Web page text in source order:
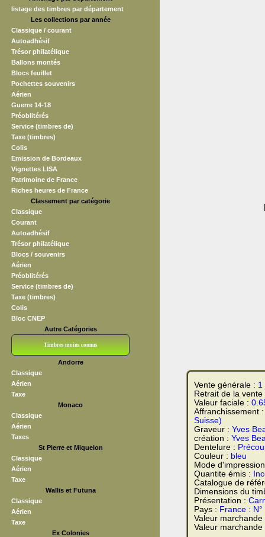
listage des timbres par département
Les collections par année
Classique / courant
Autoadhésif
Trésor philatélique
Ballons montés
Blocs feuillet
Pochettes souvenirs
Aérien
Guerre 14-18
Préoblitérés
Service (timbres de)
Taxe (timbres)
Colis
Emission de Bordeaux
Vignettes LISA
Patrimoine de France
Riches heures de France
Classement par catégorie
Classique
Courant
Autoadhésif
Trésor philatélique
Blocs / souvenirs
Aérien
Préoblitérés
Service (timbres de)
Taxe (timbres)
Colis
Bloc CNEP
Autre Catégories
Timbres moins connus
Andorre
Classique
Aérien
Taxe
Monaco
Classique
Aérien
Taxes
St Pierre et Miquelon
Classique
Aérien
Taxe
Wallis et Futuna
Classique
Aérien
Taxe
Ex Colonies
Vente générale : 1
Retrait de la
Valeur faciale :
Affranchissement
Suisse)
Graveur : Yves
création : Yves
Dentelure :
Couleur : bleu
Mode
Quantite émis :
Catalogue de
Dimensions du
Présentation :
Pays : France :
Valeur
Valeur